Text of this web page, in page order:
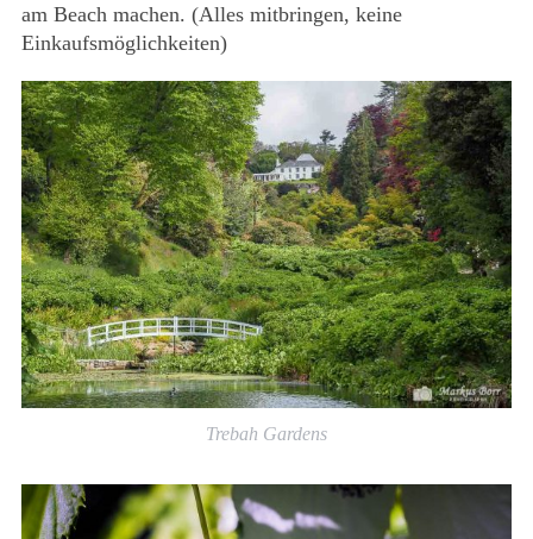
am Beach machen. (Alles mitbringen, keine
Einkaufsmöglichkeiten)
Trebah Gardens